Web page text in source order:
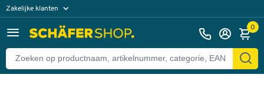
Zakelijke klanten
Particuliere klanten 0
Terug